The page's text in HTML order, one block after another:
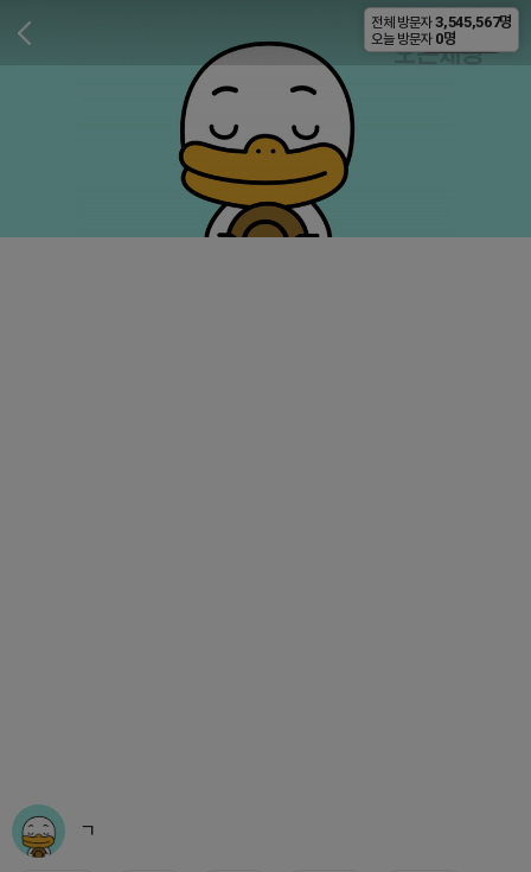
비공개
ㄱ
전체 방문자 3,545,567명
오늘 방문자 0명